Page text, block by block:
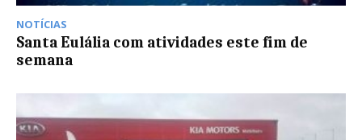
NOTÍCIAS
Santa Eulália com atividades este fim de
semana